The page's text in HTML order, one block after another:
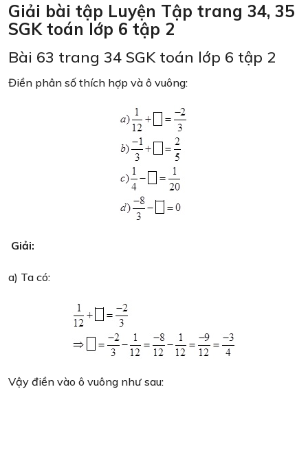
Giải bài tập Luyện Tập trang 34, 35
SGK toán lớp 6 tập 2
Bài 63 trang 34 SGK toán lớp 6 tập 2
Điền phân số thích hợp và ô vuông:
Giải:
a) Ta có:
Vậy điền vào ô vuông như sau: